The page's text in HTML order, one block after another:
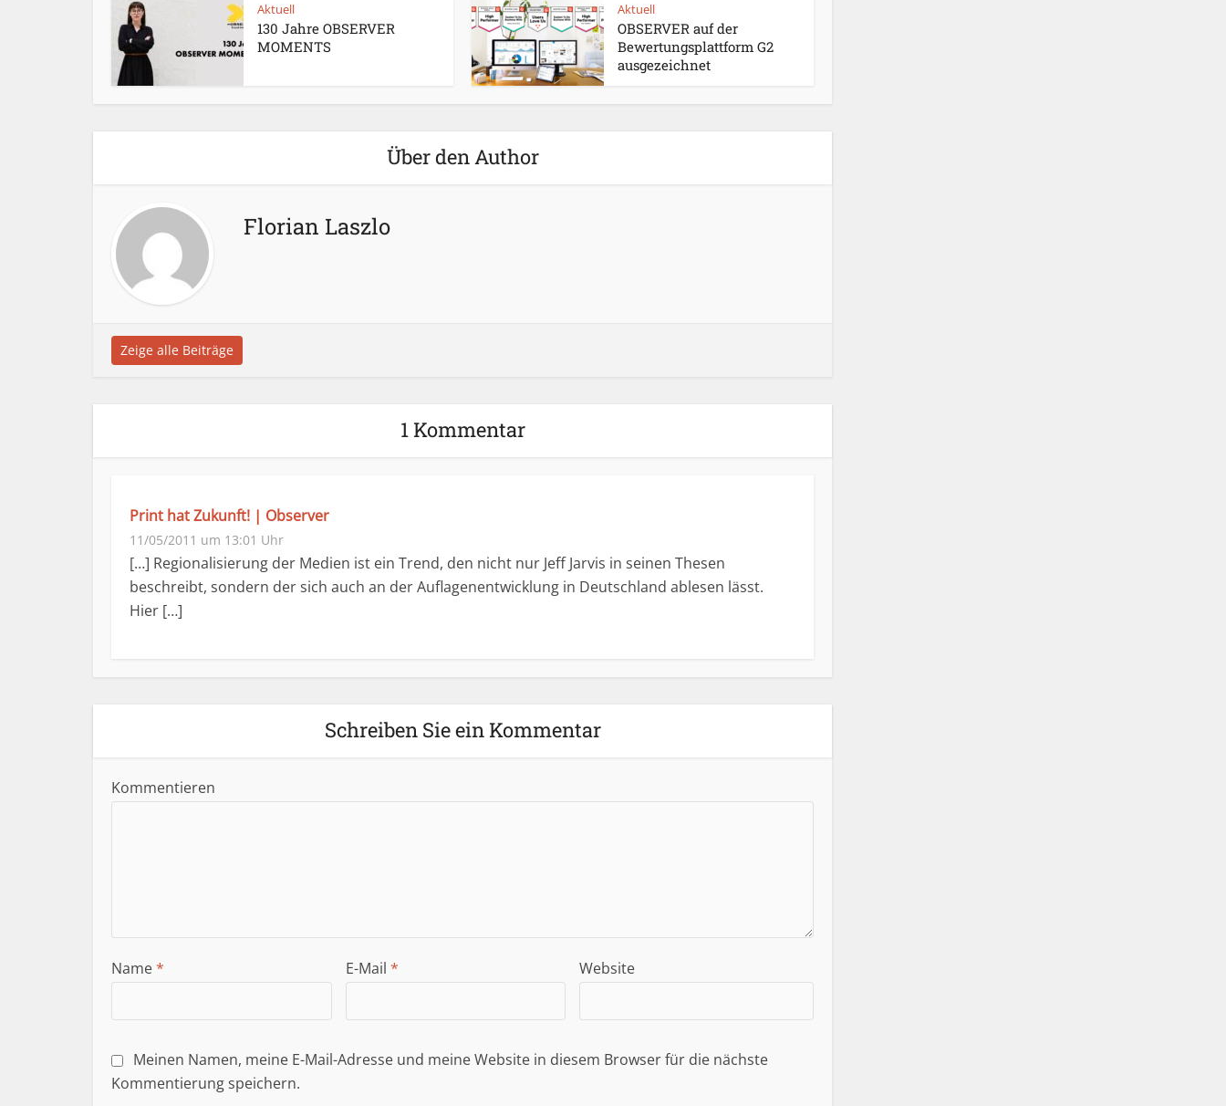
Aktuell
130 Jahre OBSERVER
MOMENTS
Aktuell
OBSERVER auf der
Bewertungsplattform G2
ausgezeichnet
Über den Author
Florian Laszlo
Zeige alle Beiträge
1 Kommentar
Print hat Zukunft! | Observer
11/05/2011 um 13:01 Uhr
[…] Regionalisierung der Medien ist ein Trend, den nicht nur Jeff Jarvis in seinen Thesen
beschreibt, sondern der sich auch an der Auflagenentwicklung in Deutschland ablesen lässt.
Hier […]
Schreiben Sie ein Kommentar
Kommentieren
Name* E-Mail * Website
Meinen Namen, meine E-Mail-Adresse und meine Website in diesem Browser für die nächste
Kommentierung speichern.